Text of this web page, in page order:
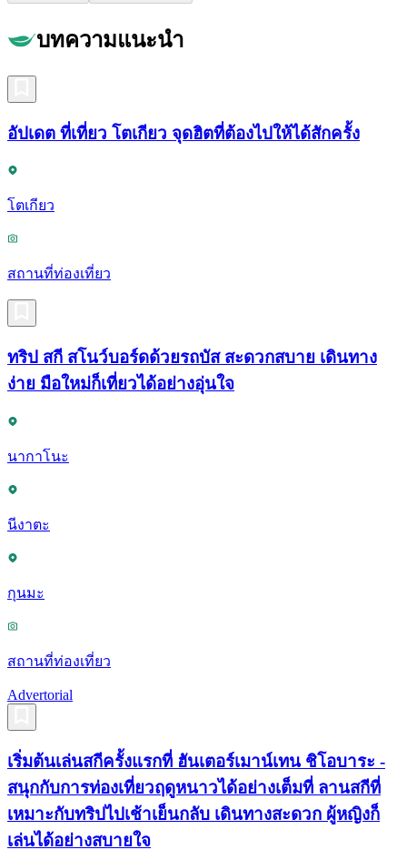
บทความแนะนำ
อัปเดต ที่เที่ยว โตเกียว จุดฮิตที่ต้องไปให้ได้สักครั้ง
โตเกียว
สถานที่ท่องเที่ยว
ทริป สกี สโนว์บอร์ดด้วยรถบัส สะดวกสบาย เดินทาง
ง่าย มือใหม่ก็เที่ยวได้อย่างอุ่นใจ
นากาโนะ
นีงาตะ
กุนมะ
สถานที่ท่องเที่ยว
Advertorial
เริ่มต้นเล่นสกีครั้งแรกที่ ฮันเตอร์เมาน์เทน ชิโอบาระ -
สนุกกับการท่องเที่ยวฤดูหนาวได้อย่างเต็มที่ ลานสกีที่
เหมาะกับทริปไปเช้าเย็นกลับ เดินทางสะดวก ผู้หญิงก็
เล่นได้อย่างสบายใจ